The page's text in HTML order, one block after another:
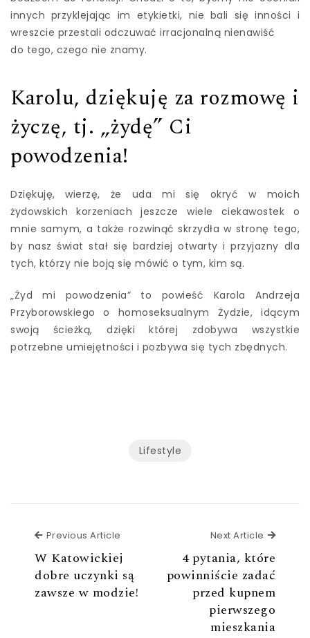
innych przyklejając im etykietki, nie bali się inności i
wreszcie przestali odczuwać irracjonalną nienawiść
do tego, czego nie znamy.
Karolu, dziękuję za rozmowę i
życzę, tj. „żydę” Ci
powodzenia!
Dziękuję, wierzę, że uda mi się okryć w moich
żydowskich korzeniach jeszcze wiele ciekawostek o
mnie samym, a także rozwinąć skrzydła w stronę tego,
by nasz świat stał się bardziej otwarty i przyjazny dla
tych, którzy nie boją się mówić o tym, kim są.
„Żyd mi powodzenia” to powieść Karola Andrzeja
Przyborowskiego o homoseksualnym Żydzie, idącym
swoją ścieżką, dzięki której zdobywa wszystkie
potrzebne umiejętności i pozbywa się tych zbędnych.
Lifestyle
Previous Article
W Katowickiej
dobre uczynki są
zawsze w modzie!
Next Article Next
4 pytania, które
powinniście zadać
przed kupnem
pierwszego
mieszkania